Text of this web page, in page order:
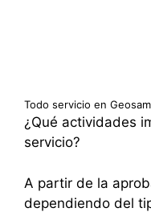
Todo servicio en
¿Qué actividades
servicio?
A partir de la
dependiendo del